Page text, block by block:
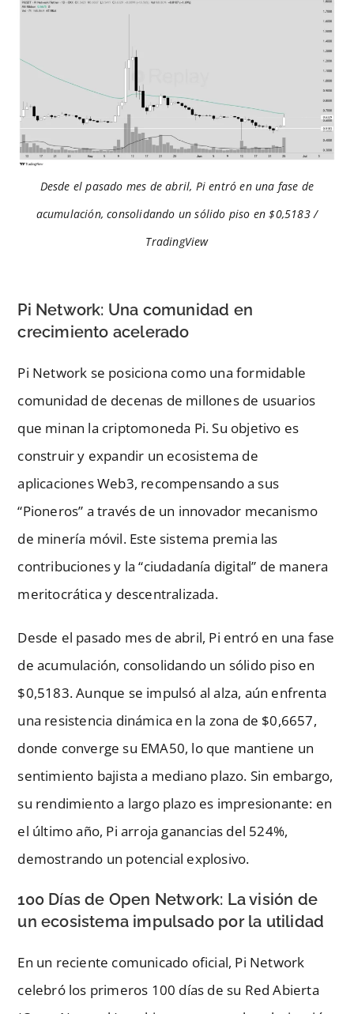
Desde el pasado mes de abril, Pi entró en una fase de
acumulación, consolidando un sólido piso en $0,5183 /
TradingView
Pi Network: Una comunidad en
crecimiento acelerado
Pi Network se posiciona como una formidable
comunidad de decenas de millones de usuarios
que minan la criptomoneda Pi. Su objetivo es
construir y expandir un ecosistema de
aplicaciones Web3, recompensando a sus
“Pioneros” a través de un innovador mecanismo
de minería móvil. Este sistema premia las
contribuciones y la “ciudadanía digital” de manera
meritocrática y descentralizada.
Desde el pasado mes de abril, Pi entró en una fase
de acumulación, consolidando un sólido piso en
$0,5183. Aunque se impulsó al alza, aún enfrenta
una resistencia dinámica en la zona de $0,6657,
donde converge su EMA50, lo que mantiene un
sentimiento bajista a mediano plazo. Sin embargo,
su rendimiento a largo plazo es impresionante: en
el último año, Pi arroja ganancias del 524%,
demostrando un potencial explosivo.
100 Días de Open Network: La visión de
un ecosistema impulsado por la utilidad
En un reciente comunicado oficial, Pi Network
celebró los primeros 100 días de su Red Abierta